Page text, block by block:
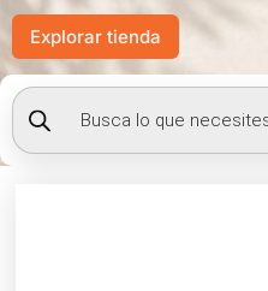
Explorar tienda
Búsqueda
de
productos